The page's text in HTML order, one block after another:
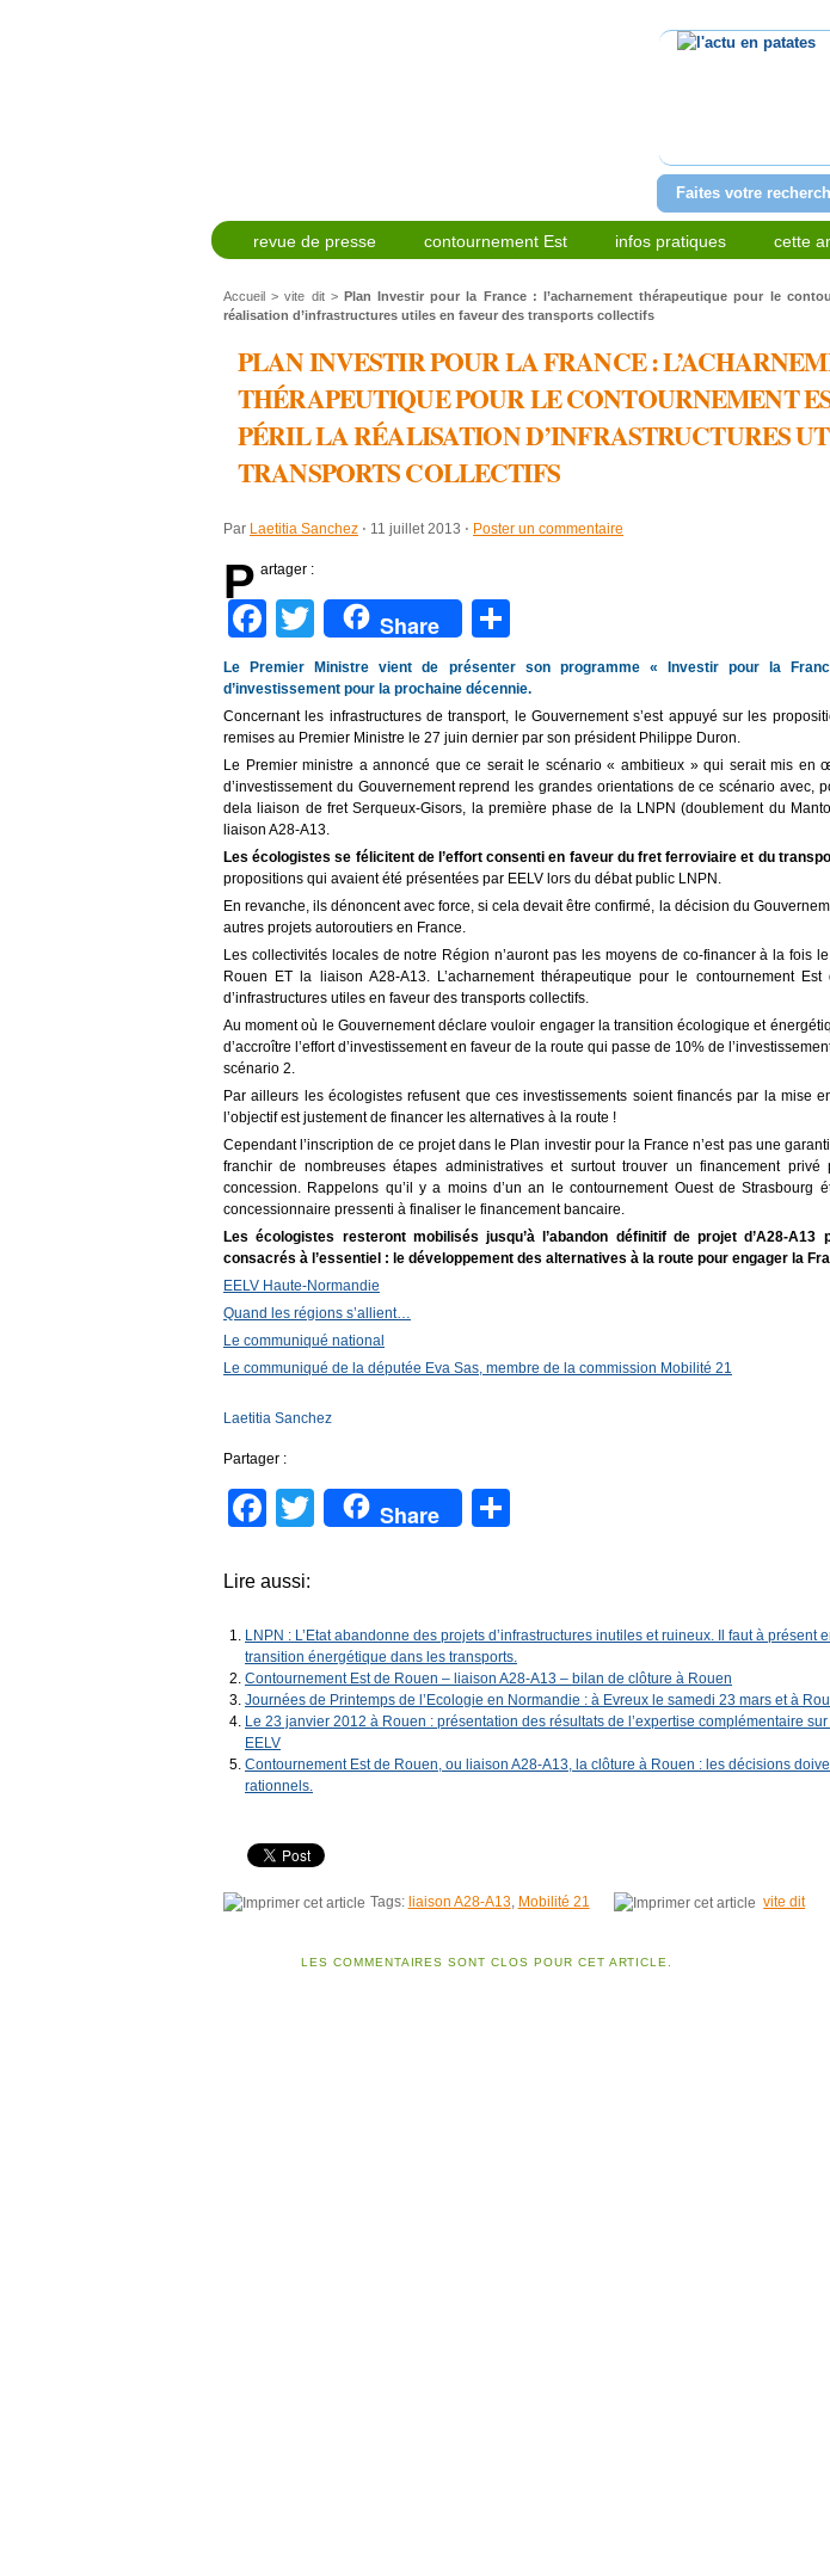
Faites votre
revue de presse contournement Est infos pratiques cette
Accueil >vite dit> Plan Investir pour la France : l’acharnement thérapeutique pour le
réalisation d’infrastructures utiles en faveur des transports collectifs
PLAN INVESTIR POUR LA FRANCE :
THÉRAPEUTIQUE POUR LE CONTOURNEMENT
PÉRIL LA RÉALISATION D’INFRASTRUCTURES
TRANSPORTS COLLECTIFS
Par Laetitia Sanchez ⋅ 11 juillet 2013 ⋅ Poster un commentaire
P artager :
Facebook
Twitter
Share
Le Premier Ministre vient de présenter son programme « Investir pour la
d’investissement pour la prochaine décennie.
Concernant les infrastructures de transport, le Gouvernement s’est appuyé sur les
remises au Premier Ministre le 27 juin dernier par son président Philippe Duron.
Le Premier ministre a annoncé que ce serait le scénario « ambitieux » qui serait mis en
d’investissement du Gouvernement reprend les grandes orientations de ce scénario avec,
dela liaison de fret Serqueux-Gisors, la première phase de la LNPN (doublement du
liaison A28-A13.
Les écologistes se félicitent de l’effort consenti en faveur du fret ferroviaire et du
propositions qui avaient été présentées par EELV lors du débat public LNPN.
En revanche, ils dénoncent avec force, si cela devait être confirmé, la décision du
autres projets autoroutiers en France.
Les collectivités locales de notre Région n’auront pas les moyens de co-financer à la fois
Rouen ET la liaison A28-A13. L’acharnement thérapeutique pour le contournement
d’infrastructures utiles en faveur des transports collectifs.
Au moment où le Gouvernement déclare vouloir engager la transition écologique et
d’accroître l’effort d’investissement en faveur de la route qui passe de 10% de
scénario 2.
Par ailleurs les écologistes refusent que ces investissements soient financés par la mise
l’objectif est justement de financer les alternatives à la route !
Cependant l’inscription de ce projet dans le Plan investir pour la France n’est pas une
franchir de nombreuses étapes administratives et surtout trouver un financement
concession. Rappelons qu’il y a moins d’un an le contournement Ouest de Strasbourg
concessionnaire pressenti à finaliser le financement bancaire.
Les écologistes resteront mobilisés jusqu’à l’abandon définitif de projet d’A28-
consacrés à l’essentiel : le développement des alternatives à la route pour engager la
EELV Haute-Normandie
Quand les régions s’allient…
Le communiqué national
Le communiqué de la députée Eva Sas, membre de la commission Mobilité 21
Laetitia Sanchez
Partager :
Facebook
Twitter
Share
Lire aussi:
LNPN : L’Etat abandonne des projets d’infrastructures inutiles et ruineux. Il faut à
transition énergétique dans les transports.
Contournement Est de Rouen – liaison A28-A13 – bilan de clôture à Rouen
Journées de Printemps de l’Ecologie en Normandie : à Evreux le samedi 23 mars et à
Le 23 janvier 2012 à Rouen : présentation des résultats de l’expertise complémentaire
EELV
Contournement Est de Rouen, ou liaison A28-A13, la clôture à Rouen : les décisions
rationnels.
Tags: liaison A28-A13, Mobilité 21 vite dit
LES COMMENTAIRES SONT CLOS POUR CET ARTICLE.